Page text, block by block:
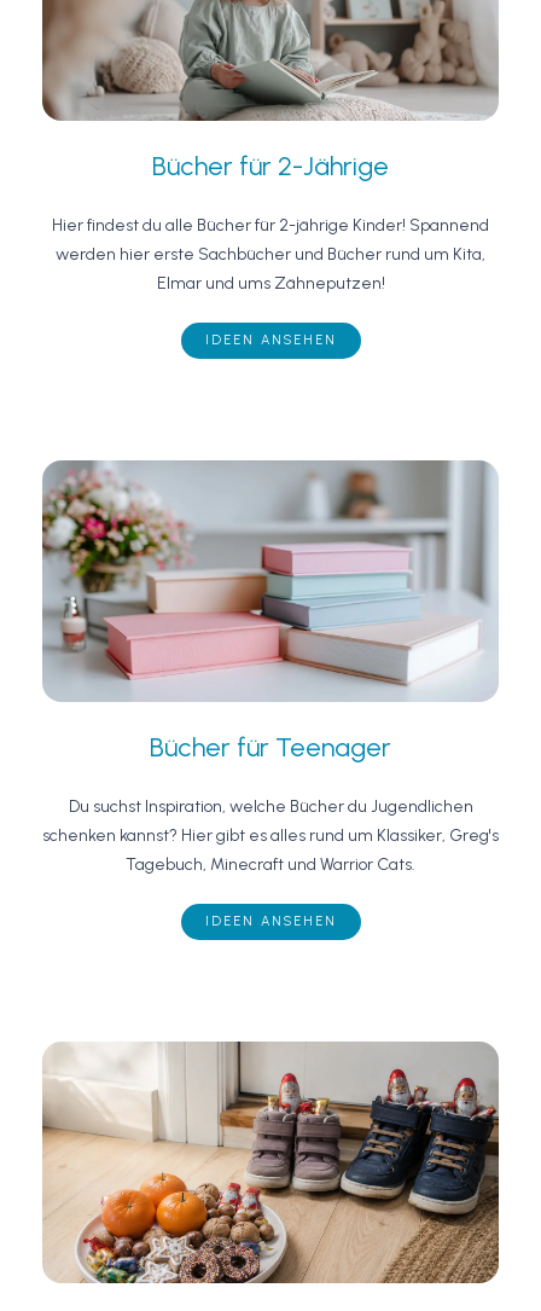
Bücher für 2-Jährige
Hier findest du alle Bücher für 2-jährige Kinder! Spannend
werden hier erste Sachbücher und Bücher rund um Kita,
Elmar und ums Zähneputzen!
IDEEN ANSEHEN
Bücher für Teenager
Du suchst Inspiration, welche Bücher du Jugendlichen
schenken kannst? Hier gibt es alles rund um Klassiker, Greg's
Tagebuch, Minecraft und Warrior Cats.
IDEEN ANSEHEN